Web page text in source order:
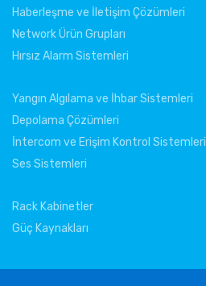
Haberleşme ve İletişim Çözümleri
Network Ürün Grupları
Hırsız Alarm Sistemleri
Yangın Algılama ve İhbar Sistemleri
Depolama Çözümleri
İntercom ve Erişim Kontrol Sistemleri
Ses Sistemleri
Rack Kabinetler
Güç Kaynakları